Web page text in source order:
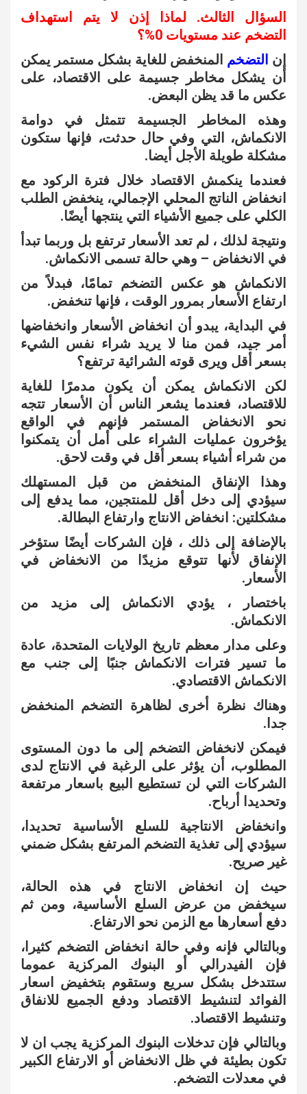
السؤال الثالث. لماذا إذن لا يتم استهداف
التضخم عند مستويات 0%؟
إن التضخم المنخفض للغاية بشكل مستمر يمكن
أن يشكل مخاطر جسيمة على الاقتصاد، على
عكس ما قد يظن البعض.
وهذه المخاطر الجسيمة تتمثل في دوامة
الانكماش، التي وفي حال حدثت، فإنها ستكون
مشكلة طويلة الأجل أيضا.
فعندما ينكمش الاقتصاد خلال فترة الركود مع
انخفاض الناتج المحلي الإجمالي، ينخفض الطلب
الكلي على جميع الأشياء التي ينتجها أيضًا.
ونتيجة لذلك ، لم تعد الأسعار ترتفع بل وربما تبدأ
في الانخفاض – وهي حالة تسمى الانكماش.
الانكماش هو عكس التضخم تمامًا، فبدلاً من
ارتفاع الأسعار بمرور الوقت ، فإنها تنخفض.
في البداية، يبدو أن انخفاض الأسعار وانخفاضها
أمر جيد، فمن منا لا يريد شراء نفس الشيء
بسعر أقل ويرى قوته الشرائية ترتفع؟
لكن الانكماش يمكن أن يكون مدمرًا للغاية
للاقتصاد، فعندما يشعر الناس أن الأسعار تتجه
نحو الانخفاض المستمر فإنهم في الواقع
يؤخرون عمليات الشراء على أمل أن يتمكنوا
من شراء أشياء بسعر أقل في وقت لاحق.
وهذا الإنفاق المنخفض من قبل المستهلك
سيؤدي إلى دخل أقل للمنتجين، مما يدفع إلى
مشكلتين: انخفاض الانتاج وارتفاع البطالة.
بالإضافة إلى ذلك ، فإن الشركات أيضًا ستؤخر
الإنفاق لأنها تتوقع مزيدًا من الانخفاض في
الأسعار.
باختصار ، يؤدي الانكماش إلى مزيد من
الانكماش.
وعلى مدار معظم تاريخ الولايات المتحدة، عادة
ما تسير فترات الانكماش جنبًا إلى جنب مع
الانكماش الاقتصادي.
وهناك نظرة أخرى لظاهرة التضخم المنخفض
جدا.
فيمكن لانخفاض التضخم إلى ما دون المستوى
المطلوب، أن يؤثر على الرغبة في الانتاج لدى
الشركات التي لن تستطيع البيع باسعار مرتفعة
وتحديدا أرباح.
وانخفاض الانتاجية للسلع الأساسية تحديدا،
سيؤدي إلى تغذية التضخم المرتفع بشكل ضمني
غير صريح.
حيث إن انخفاض الانتاج في هذه الحالة،
سيخفض من عرض السلع الأساسية، ومن ثم
دفع أسعارها مع الزمن نحو الارتفاع.
وبالتالي فإنه وفي حالة انخفاض التضخم كثيرا،
فإن الفيدرالي أو البنوك المركزية عموما
ستتدخل بشكل سريع وستقوم بتخفيض اسعار
الفوائد لتنشيط الاقتصاد ودفع الجميع للانفاق
وتنشيط الاقتصاد.
وبالتالي فإن تدخلات البنوك المركزية يجب ان لا
تكون بطيئة في ظل الانخفاض أو الارتفاع الكبير
في معدلات التضخم.